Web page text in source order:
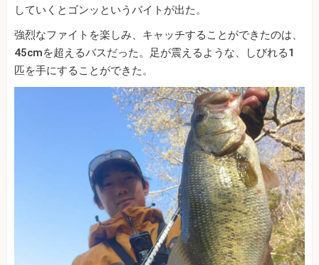
していくとゴンッというバイトが出た。
強烈なファイトを楽しみ、キャッチすることができたのは、
45cmを超えるバスだった。足が震えるような、しびれる1
匹を手にすることができた。